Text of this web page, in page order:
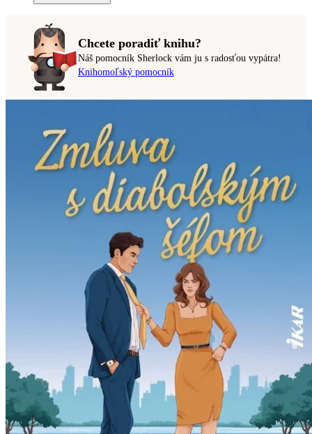
Chcete poradiť knihu?
Náš pomocník Sherlock vám ju s radosťou vypátra!
Knihomoľský pomocník